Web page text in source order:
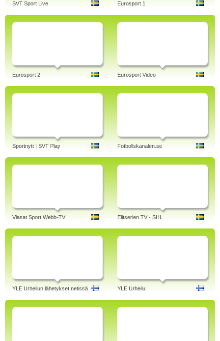
SVT Sport Live Eurosport 1
Eurosport 2 Eurosport Video
Sportnytt | SVT Play Fotbollskanalen.se
Viasat Sport Webb-TV Elitserien TV - SHL
YLE Urheilun lähetykset netissä YLE Urheilu